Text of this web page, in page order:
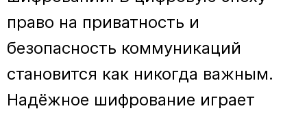
право на приватность и
безопасность коммуникаций
становится как никогда важным.
Надёжное шифрование играет